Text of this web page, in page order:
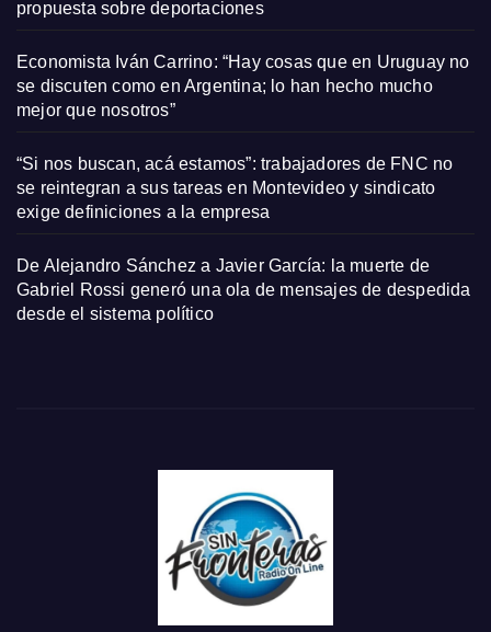
propuesta sobre deportaciones
Economista Iván Carrino: “Hay cosas que en Uruguay no
se discuten como en Argentina; lo han hecho mucho
mejor que nosotros”
“Si nos buscan, acá estamos”: trabajadores de FNC no
se reintegran a sus tareas en Montevideo y sindicato
exige definiciones a la empresa
De Alejandro Sánchez a Javier García: la muerte de
Gabriel Rossi generó una ola de mensajes de despedida
desde el sistema político